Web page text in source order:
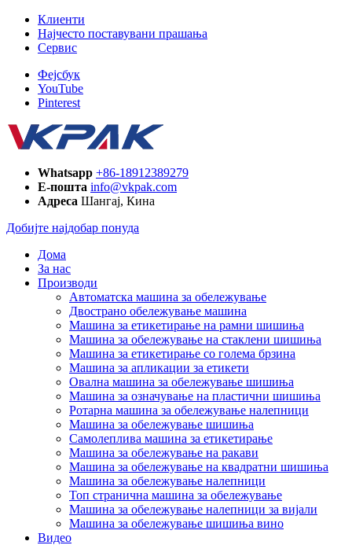
Клиенти
Најчесто поставувани прашања
Сервис
Фејсбук
YouTube
Pinterest
Whatsapp +86-18912389279
Е-пошта info@vkpak.com
Адреса Шангај, Кина
Добијте најдобар понуда
Дома
За нас
Производи
Автоматска машина за обележување
Двострано обележување машина
Машина за етикетирање на рамни шишиња
Машина за обележување на стаклени шишиња
Машина за етикетирање со голема брзина
Машина за апликации за етикети
Овална машина за обележување шишиња
Машина за означување на пластични шишиња
Ротарна машина за обележување налепници
Машина за обележување шишиња
Самолеплива машина за етикетирање
Машина за обележување на ракави
Машина за обележување на квадратни шишиња
Машина за обележување налепници
Топ странична машина за обележување
Машина за обележување налепници за вијали
Машина за обележување шишиња вино
Видео